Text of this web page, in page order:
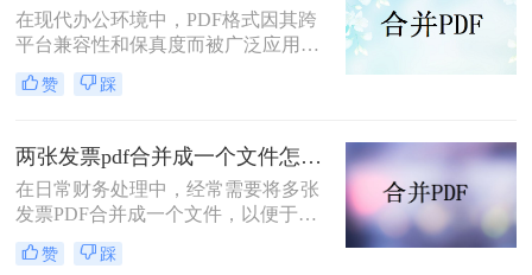
在现代办公环境中，PDF格式因其跨
平台兼容性和保真度而被广泛应用于
文档管理和分享。然而，当需要整合
多个PDF文件时，找到一种简单且有
何合并pdf文件到一个pdf呢？本文将
介绍三种不同的方法来帮助您轻松地
将多个PDF文件合并成一个PDF文
件。
赞 踩
两张发票pdf合并成一个文件怎么弄？掌握这3种方法轻松合并！
在日常财务处理中，经常需要将多张
发票PDF合并成一个文件，以便于归
档、分享或打印。那么两张发票pdf合
并成一个文件怎么弄呢？本文将介绍
赞 踩